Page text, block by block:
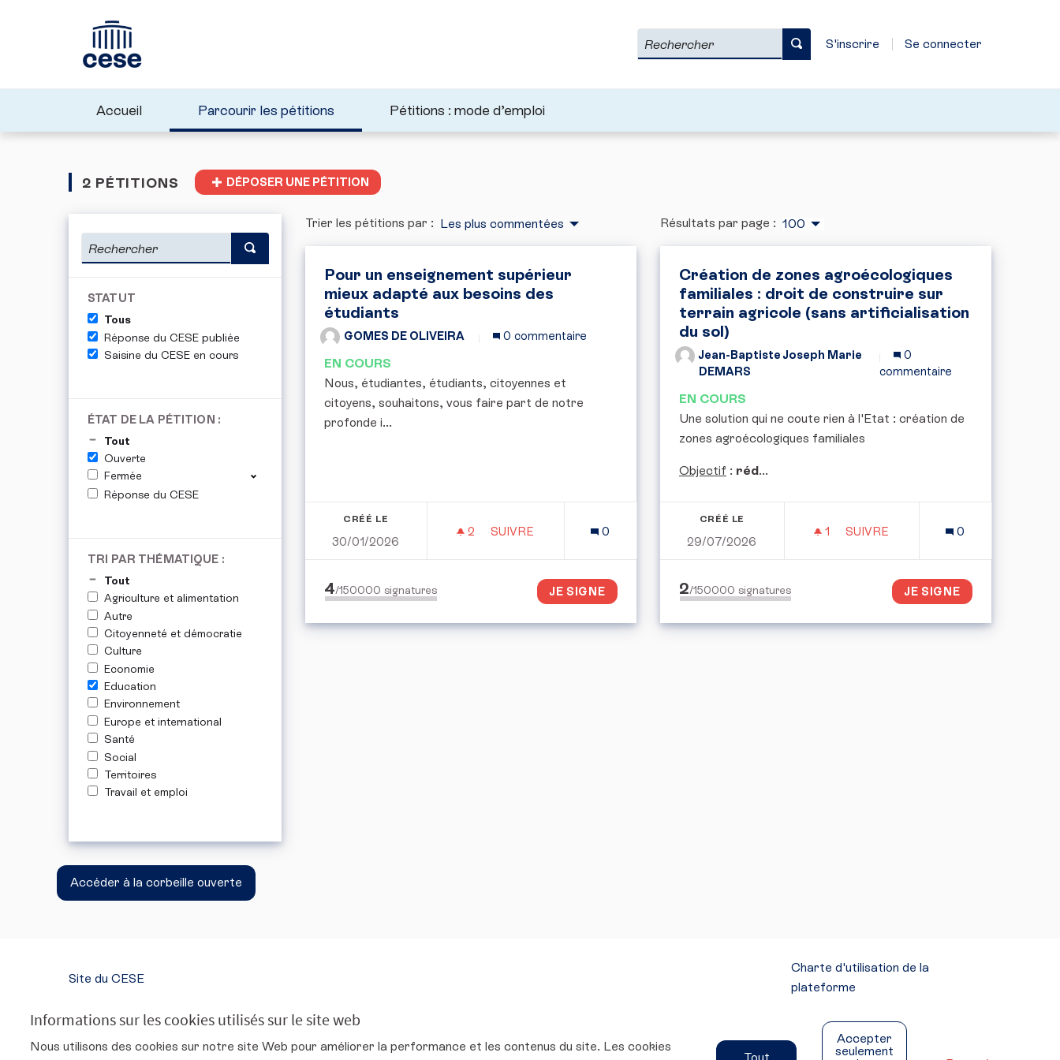
Informations sur les cookies utilisés sur le site web
Nous utilisons des cookies sur notre site Web pour améliorer la performance et les contenus du site. Les cookies
Accepter
seulement
Rechercher S'inscrire Se connecter
Accueil Parcourir les pétitions Pétitions : mode d’emploi
2 PÉTITIONS DÉPOSER UNE PÉTITION
STATUT
Tous
Réponse du CESE publiée
Saisine du CESE en cours
ÉTAT DE LA PÉTITION :
Tout
Ouverte
Fermée
Réponse du CESE
TRI PAR THÉMATIQUE :
Tout
Agriculture et alimentation
Autre
Citoyenneté et démocratie
Culture
Economie
Education
Environnement
Europe et international
Santé
Social
Territoires
Travail et emploi
Trier les pétitions par : Les plus commentées Résultats par page : 100
Pour un enseignement supérieur
mieux adapté aux besoins des
étudiants
GOMES DE OLIVEIRA 0 commentaire
EN COURS
Nous, étudiantes, étudiants, citoyennes et
citoyens, souhaitons, vous faire part de notre
profonde i...
CRÉÉ LE
30/01/2026
2 2 ABONNÉS
SUIVRE
POUR UN ENSEIGNEMENT SUPÉRIEUR MIEUX ADAPTÉ AUX BESOINS DES ÉTUDIANTS
0
4/150000 signatures JE SIGNE
Création de zones agroécologiques
familiales : droit de construire sur
terrain agricole (sans artificialisation
du sol)
Jean-Baptiste Joseph Marie
DEMARS
0
commentaire
EN COURS
Une solution qui ne coute rien à l'Etat : création de
zones agroécologiques familiales
Objectif : réd...
CRÉÉ LE
29/07/2026
1 1 ABONNÉ
SUIVRE
0
2/150000 signatures JE SIGNE
Accéder à la corbeille ouverte
Charte d'utilisation de la
plateforme
Conditions générales d'utilisation
Accessibilité
Site du CESE
Conseil économique, social et environnemental sur Twitter
Conseil économique, social et environnemental sur Facebook
Conseil économique, social et environnemental sur Instagram
Conseil économique, social et environnemental sur YouTube